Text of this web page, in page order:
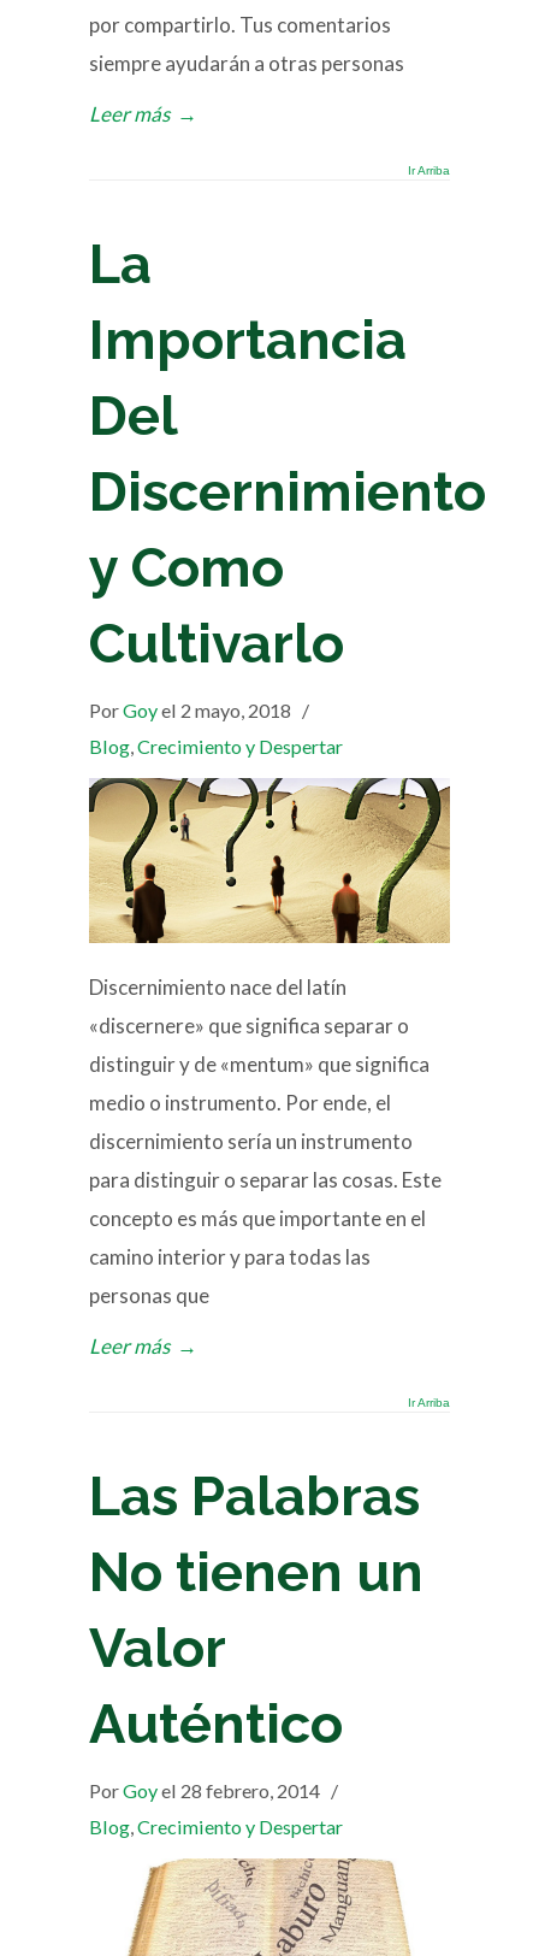
por compartirlo. Tus comentarios
siempre ayudarán a otras personas
Leer más →
Ir Arriba
La
Importancia
Del
Discernimiento
y Como
Cultivarlo
PorGoyel 2 mayo, 2018 /
Blog,Crecimiento y Despertar
Discernimiento nace del latín
«discernere» que significa separar o
distinguir y de «mentum» que significa
medio o instrumento. Por ende, el
discernimiento sería un instrumento
para distinguir o separar las cosas. Este
concepto es más que importante en el
camino interior y para todas las
personas que
Leer más →
Ir Arriba
Las Palabras
No tienen un
Valor
Auténtico
PorGoyel 28 febrero, 2014 /
Blog Crecimiento y Despertar